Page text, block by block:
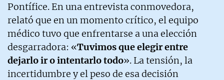
Pontífice. En una entrevista conmovedora,
relató que en un momento crítico, el equipo
médico tuvo que enfrentarse a una elección
desgarradora: «Tuvimos que elegir entre
dejarlo ir o intentarlo todo». La tensión, la
incertidumbre y el peso de esa decisión